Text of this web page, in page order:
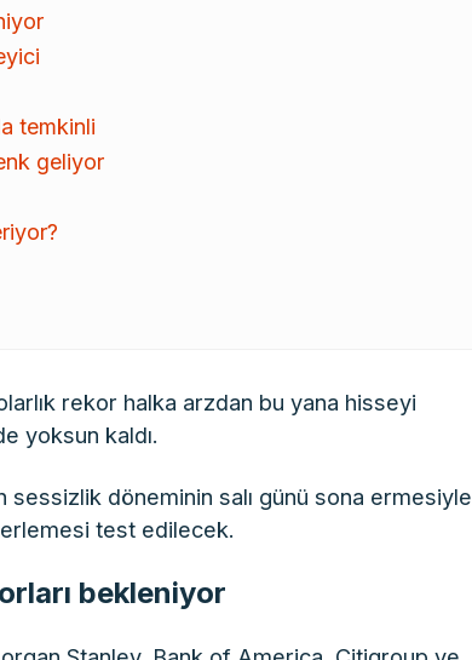
temkinli
geliyor
rekor halka arzdan bu yana hisseyi
yoksun kaldı.
sessizlik döneminin salı günü sona ermesiyle
test edilecek.
bekleniyor